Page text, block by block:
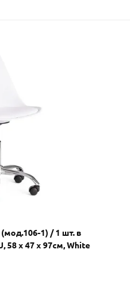
1) / 1 шт. в
58 x 47 x 97см, White